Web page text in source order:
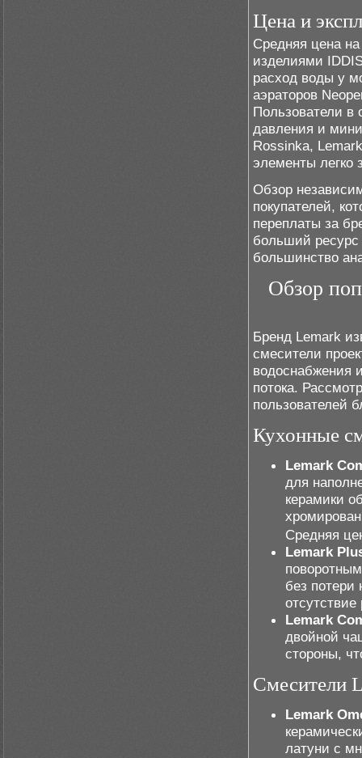
Цена и
Средняя цена
изделиями
расход воды у
аэраторов
Пользователи в
давления и
Rossinka,
элементы легко
Обзор
покупателей,
переплаты за
больший ресурс
большинство
Обзор
Бренд Lemark
смесители
водоснабжения
потока.
пользователей
Кухонные
Lemark
для
керамики
Средняя
Lemark
без потери
Lemark
двойной
стороны,
Смесители
Lemark
латуни с